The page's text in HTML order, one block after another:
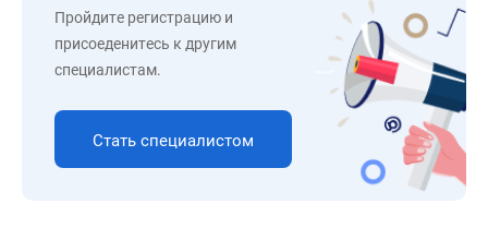
Пройдите регистрацию и
присоеденитесь к другим
специалистам.
Стать специалистом